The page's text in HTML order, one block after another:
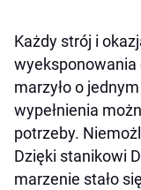
Każdy strój i
wyeksponowania
marzyło o
wypełnienia
potrzeby.
Dzięki stanikowi
marzenie stało